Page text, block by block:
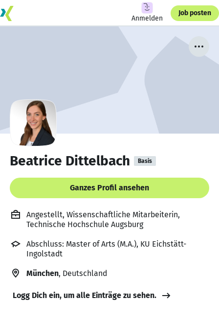
Anmelden
Job posten
Beatrice Dittelbach Basis
Ganzes Profil ansehen
Angestellt, Wissenschaftliche Mitarbeiterin,
Technische Hochschule Augsburg
Abschluss: Master of Arts (M.A.), KU Eichstätt-
Ingolstadt
München, Deutschland
Logg Dich ein, um alle Einträge zu sehen.